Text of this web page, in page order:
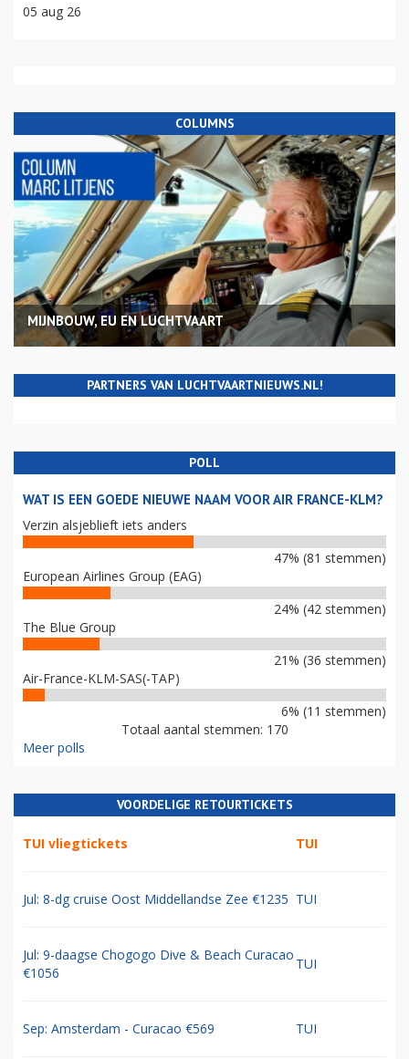
05 aug 26
COLUMNS
MIJNBOUW, EU EN LUCHTVAART
PARTNERS VAN LUCHTVAARTNIEUWS.NL!
POLL
WAT IS EEN GOEDE NIEUWE NAAM VOOR AIR FRANCE-KLM?
Verzin alsjeblieft iets anders
47% (81 stemmen)
European Airlines Group (EAG)
24% (42 stemmen)
The Blue Group
21% (36 stemmen)
Air-France-KLM-SAS(-TAP)
6% (11 stemmen)
Totaal aantal stemmen: 170
Meer polls
VOORDELIGE RETOURTICKETS
TUI vliegtickets TUI
Jul: 8-dg cruise Oost Middellandse Zee €1235 TUI
Jul: 9-daagse Chogogo Dive & Beach Curacao
€1056
TUI
Sep: Amsterdam - Curacao €569 TUI